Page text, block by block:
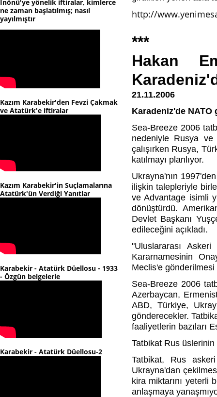
İnönü'ye yönelik iftiralar, kimlerce
ne zaman başlatılmış; nasıl
yayılmıştır
Kazım Karabekir'den Fevzi Çakmak
ve Atatürk'e iftiralar
Kazım Karabekir'in Suçlamalarına
Atatürk'ün Verdiği Yanıtlar
Karabekir - Atatürk Düellosu - 1933
- Özgün belgelerle
Karabekir - Atatürk Düellosu-2
http://
***
Hakan
21.11.2006
Karadeniz'de NATO
Sea-Breeze 2006
nedeniyle Rusya ve
çalışırken Rusya,
katılmayı planlıyor.
Ukrayna'nın
ilişkin talepleriyle
ve Advantage isimli
dönüştürdü.
Devlet Başkanı
edileceğini açıkladı.
"Uluslararası
Kararnamesinin
Meclis'e gönderilmesi
Sea-Breeze 2006
Azerbaycan,
ABD, Türkiye,
gönderecekler.
faaliyetlerin bazıları
Tatbikat Rus üslerinin
Tatbikat, Rus
Ukrayna'dan
kira miktarını yeterli
anlaşmaya